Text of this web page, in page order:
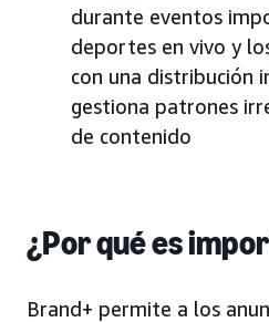
durante eventos
deportes en vivo y
con una distribución
gestiona patrones
de contenido
¿Por qué es
Brand+ permite a los